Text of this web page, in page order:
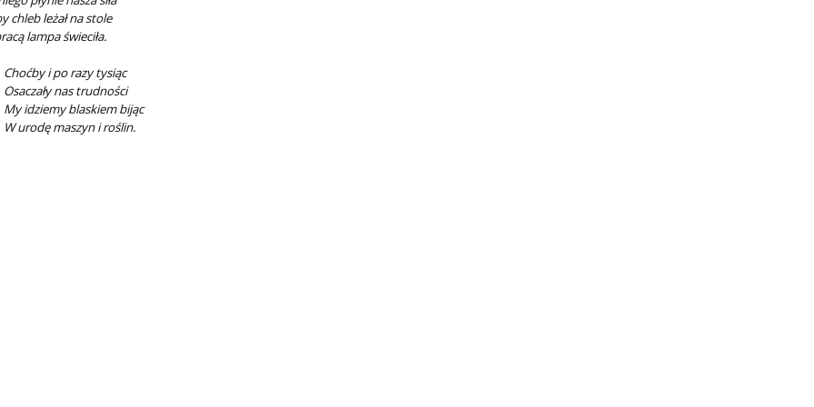
chleb leżał na stole
lampa świeciła.
i po razy tysiąc
nas trudności
idziemy blaskiem bijąc
urodę maszyn i roślin.